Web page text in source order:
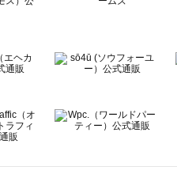
ティー）のサロペット一覧